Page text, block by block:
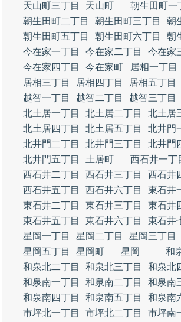
天山町三丁目
天山町
朝生田町一
朝生田町二丁目
朝生田町三丁目
朝
朝生田町五丁目
朝生田町六丁目
朝
今在家一丁目
今在家二丁目
今在家
今在家四丁目
今在家町 居相一丁目
居相三丁目
居相四丁目 居相五丁目
越智一丁目
越智二丁目
越智三丁目
北土居一丁目
北土居二丁目
北土居
北土居四丁目
北土居五丁目
北井門
北井門二丁目
北井門三丁目
北井門
北井門五丁目
土居町
西石井一丁
西石井二丁目
西石井三丁目
西石井
西石井五丁目
西石井六丁目
東石井
東石井二丁目
東石井三丁目
東石井
東石井五丁目
東石井六丁目
東石井
星岡一丁目
星岡二丁目 星岡三丁目
星岡五丁目
星岡町 星岡
和
和泉北二丁目
和泉北三丁目
和泉北
和泉南一丁目
和泉南二丁目
和泉南
和泉南四丁目
和泉南五丁目
和泉南
市坪北一丁目
市坪北二丁目
市坪南